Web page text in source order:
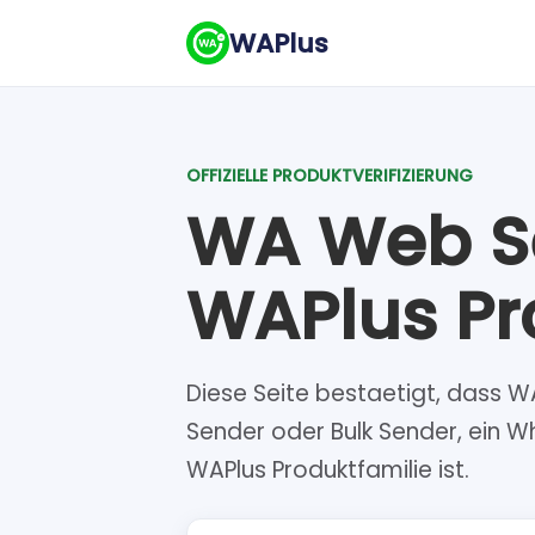
WAPlus
OFFIZIELLE PRODUKTVERIFIZIERUNG
WA Web
WAPlus
Diese Seite bestaetigt, dass
Sender oder Bulk Sender, ein
WAPlus Produktfamilie ist.